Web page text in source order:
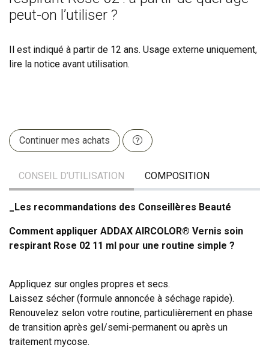
peut-on l’utiliser ?
Il est indiqué à partir de 12 ans. Usage externe uniquement,
lire la notice avant utilisation.
Continuer mes achats
CONSEIL D’UTILISATION COMPOSITION
_Les recommandations des Conseillères Beauté
Comment appliquer ADDAX AIRCOLOR® Vernis soin
respirant Rose 02 11 ml pour une routine simple ?
Appliquez sur ongles propres et secs.
Laissez sécher (formule annoncée à séchage rapide).
Renouvelez selon votre routine, particulièrement en phase
de transition après gel/semi-permanent ou après un
traitement mycose.